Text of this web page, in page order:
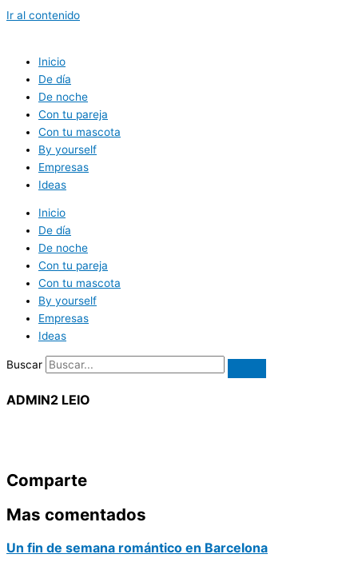
Ir al contenido
Inicio
De día
De noche
Con tu pareja
Con tu mascota
By yourself
Empresas
Ideas
Inicio
De día
De noche
Con tu pareja
Con tu mascota
By yourself
Empresas
Ideas
Buscar
ADMIN2 LEIO
Comparte
Mas comentados
Un fin de semana romántico en Barcelona